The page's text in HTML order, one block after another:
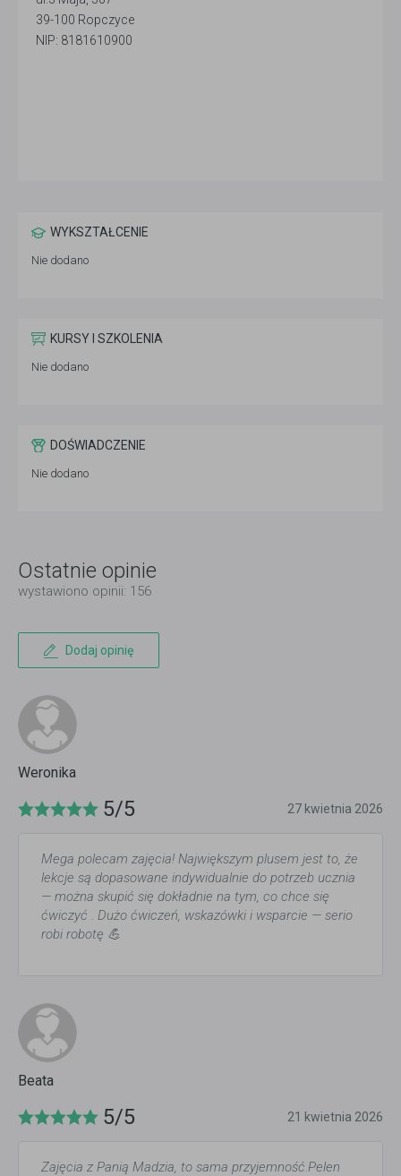
39-100 Ropczyce
NIP: 8181610900
WYKSZTAŁCENIE
Nie dodano
KURSY I SZKOLENIA
Nie dodano
DOŚWIADCZENIE
Nie dodano
Ostatnie opinie
wystawiono opinii: 156
Dodaj opinię
Weronika
5/5 27 kwietnia 2026
Mega polecam zajęcia! Największym plusem jest to, że
lekcje są dopasowane indywidualnie do potrzeb ucznia
— można skupić się dokładnie na tym, co chce się
ćwiczyć . Dużo ćwiczeń, wskazówki i wsparcie — serio
robi robotę 💪
Beata
5/5 21 kwietnia 2026
Zajęcia z Panią Madzia, to sama przyjemność.Pelen